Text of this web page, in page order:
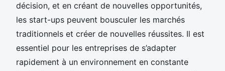
décision, et en créant de nouvelles opportunités,
les start-ups peuvent bousculer les marchés
traditionnels et créer de nouvelles réussites. Il est
essentiel pour les entreprises de s’adapter
rapidement à un environnement en constante